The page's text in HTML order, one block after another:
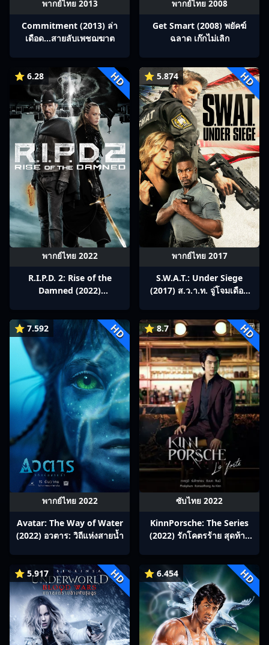
พากย์ไทย 2013
Commitment (2013) ล่า
เดือด…สายลับเพชฌฆาต
พากย์ไทย 2008
Get Smart (2008) พยัคฆ์
ฉลาด เก๊กไม่เลิก
⭐ 6.28 HD
พากย์ไทย 2022
R.I.P.D. 2: Rise of the
Damned (2022)
⭐ 5.874 HD
พากย์ไทย 2017
S.W.A.T.: Under Siege
(2017) ส.ว.า.ท. จู่โจมเดือด
⭐ 7.592 HD
พากย์ไทย 2022
Avatar: The Way of Water
(2022) อวตาร: วิถีแห่งสายน้ำ
⭐ 8.7 HD
ซับไทย 2022
KinnPorsche: The Series
(2022) รักโคตรร้าย สุดท้าย
⭐ 5.917 HD ⭐ 6.454 HD